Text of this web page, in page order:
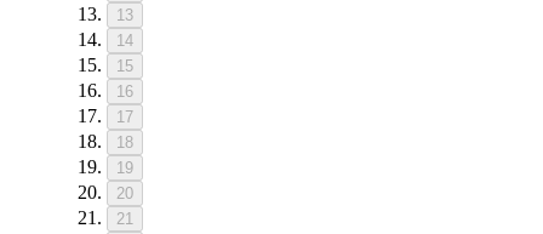
13
14
15
16
17
18
19
20
21